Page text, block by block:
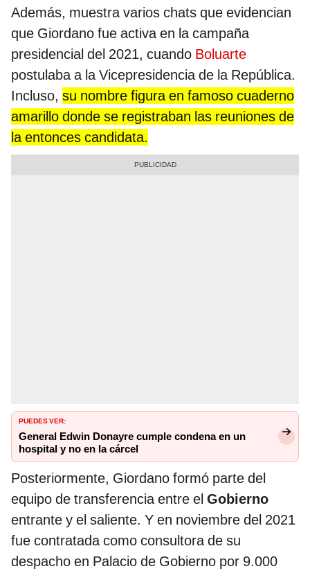
Además, muestra varios chats que evidencian
que Giordano fue activa en la campaña
presidencial del 2021, cuando Boluarte
postulaba a la Vicepresidencia de la República.
Incluso, su nombre figura en famoso cuaderno
amarillo donde se registraban las reuniones de
la entonces candidata.
PUEDES VER:
General Edwin Donayre cumple condena en un
hospital y no en la cárcel
Posteriormente, Giordano formó parte del
equipo de transferencia entre el Gobierno
entrante y el saliente. Y en noviembre del 2021
fue contratada como consultora de su
despacho en Palacio de Gobierno por 9.000